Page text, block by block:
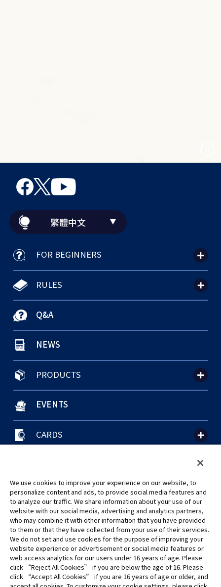
繁體中文
FOR BEGINNERS
RULES
Q&A
NEWS
PRODUCTS
EVENTS
CARDS
©Eiichiro Oda/Shueisha
©Eiichiro Oda/Shueisha, Toei Animation
未經許可，禁止使用、複製或複印此網站上的任何圖片、文本或數據。
產品正在開發中，此網站上的圖片可能與實際產品不同。
We use cookies to improve your experience on our website, to
personalize content and ads, to provide social media features and
to analyze our traffic. We share information about your use of our
website with our social media, advertising and analytics partners,
who may combine it with other information that you have provided
to them or that they have collected from your use of their services.
We do not set and use cookies for the purpose of improving your
website experience or advertisement or social media features or
web access analytics for our users under 16 years of age. Please
click “Reject All Cookies” if you are below the age of 16. Please
click “Accept All Cookies” if you are 16 years of age or older, and